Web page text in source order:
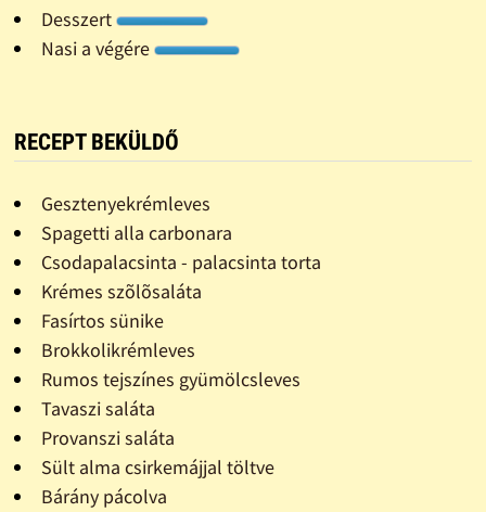
Desszert
Nasi a végére
RECEPT BEKÜLDŐ
Gesztenyekrémleves
Spagetti alla carbonara
Csodapalacsinta - palacsinta torta
Krémes szõlõsaláta
Fasírtos sünike
Brokkolikrémleves
Rumos tejszínes gyümölcsleves
Tavaszi saláta
Provanszi saláta
Sült alma csirkemájjal töltve
Bárány pácolva